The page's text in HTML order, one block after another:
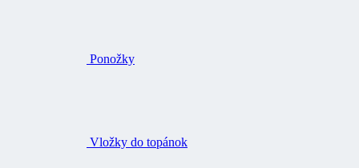
Ponožky
Vložky do topánok